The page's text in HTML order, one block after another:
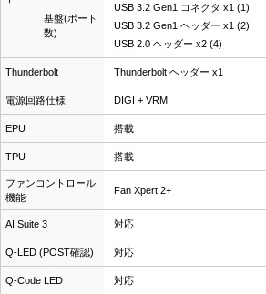
基盤(ポート
数)
USB 3.2 Gen1 コネクタ x1 (1)
USB 3.2 Gen1 ヘッダー x1 (2)
USB 2.0 ヘッダー x2 (4)
Thunderbolt Thunderbolt ヘッダー x1
電源回路仕様 DIGI + VRM
EPU 搭載
TPU 搭載
ファンコントロール
機能
Fan Xpert 2+
AI Suite 3 対応
Q-LED (POST確認) 対応
Q-Code LED 対応